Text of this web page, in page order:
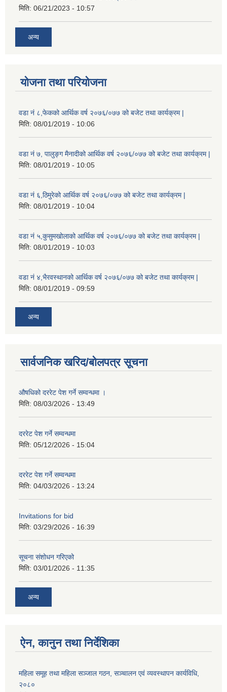
मिति: 06/21/2023 - 10:57
अन्य
योजना तथा परियोजना
वडा नं ८,फेकको आर्थिक वर्ष २०७६/०७७ को बजेट तथा कार्यक्रम |
मिति: 08/01/2019 - 10:06
वडा नं ७, पालुङ्ग मैनादीको आर्थिक वर्ष २०७६/०७७ को बजेट तथा कार्यक्रम |
मिति: 08/01/2019 - 10:05
वडा नं ६,ठिमुरेको आर्थिक वर्ष २०७६/०७७ को बजेट तथा कार्यक्रम |
मिति: 08/01/2019 - 10:04
वडा नं ५,कुसुमखोलाको आर्थिक वर्ष २०७६/०७७ को बजेट तथा कार्यक्रम |
मिति: 08/01/2019 - 10:03
वडा नं ४,भैरवस्थानको आर्थिक वर्ष २०७६/०७७ को बजेट तथा कार्यक्रम |
मिति: 08/01/2019 - 09:59
अन्य
सार्वजनिक खरिद/बोलपत्र सूचना
औषधिको दररेट पेश गर्ने सम्वन्धमा ।
मिति: 08/03/2026 - 13:49
दररेट पेश गर्ने सम्वन्धमा
मिति: 05/12/2026 - 15:04
दररेट पेश गर्ने सम्वन्धमा
मिति: 04/03/2026 - 13:24
Invitations for bid
मिति: 03/29/2026 - 16:39
सूचना संशोधन गरिएको
मिति: 03/01/2026 - 11:35
अन्य
ऐन, कानुन तथा निर्देशिका
महिला समूह तथा महिला सञ्जाल गठन, सञ्चालन एवं व्यवस्थापन कार्यविधि,
२०८०